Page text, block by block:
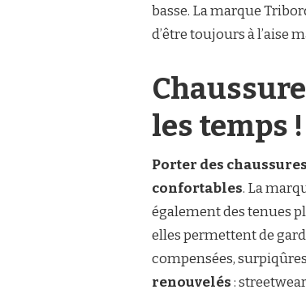
basse. La marque
d’être toujours à l’aise
les temps !
Porter des
confortables. La
également des tenues
elles permettent de
compensées,
renouvelés: